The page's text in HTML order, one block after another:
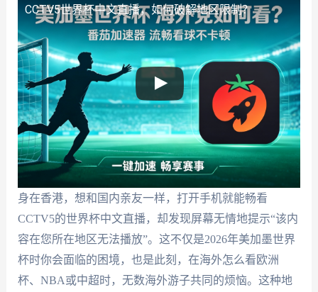
CCTV5世界杯中文直播，如何破解地区限制？
身在香港，想和国内亲友一样，打开手机就能畅看
CCTV5的世界杯中文直播，却发现屏幕无情地提示“该内
容在您所在地区无法播放”。这不仅是2026年美加墨世界
杯时你会面临的困境，也是此刻，在海外怎么看欧洲
杯、NBA或中超时，无数海外游子共同的烦恼。这种地